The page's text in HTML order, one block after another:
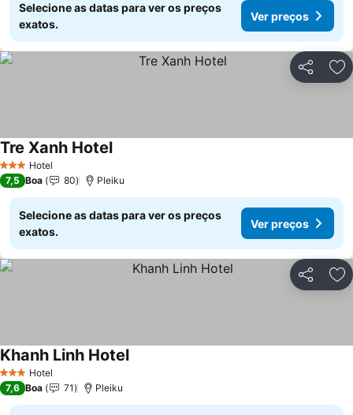
Selecione as datas para ver os preços
exatos.
Ver preços
Partilhar
3 EstrelasHotel
Tre Xanh Hotel
7,5 Boa 80 Pleiku
Selecione as datas para ver os preços
exatos.
Ver preços
Partilhar
3 EstrelasHotel
Khanh Linh Hotel
7,6 Boa 71 Pleiku